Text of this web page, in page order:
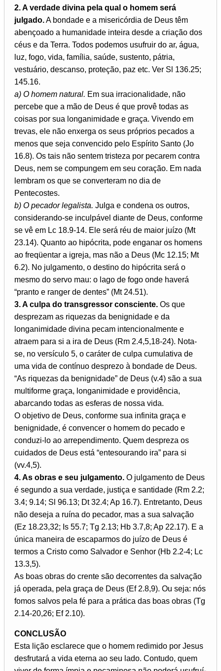
2. A verdade divina pela qual o homem será
julgado.A bondade e a misericórdia de Deus têm
abençoado a humanidade inteira desde a criação dos
céus e da Terra. Todos podemos usufruir do ar, água,
luz, fogo, vida, família, saúde, sustento, pátria,
vestuário, descanso, proteção, paz etc. Ver Sl 136.25;
145.16.
a) O homem natural. Em sua irracionalidade, não
percebe que a mão de Deus é que provê todas as
coisas por sua longanimidade e graça. Vivendo em
trevas, ele não enxerga os seus próprios pecados a
menos que seja convencido pelo Espírito Santo (Jo
16.8). Os tais não sentem tristeza por pecarem contra
Deus, nem se compungem em seu coração. Em nada
lembram os que se converteram no dia de
Pentecostes.
b) O pecador legalista. Julga e condena os outros,
considerando-se inculpável diante de Deus, conforme
se vê em Lc 18.9-14. Ele será réu de maior juízo (Mt
23.14). Quanto ao hipócrita, pode enganar os homens
ao freqüentar a igreja, mas não a Deus (Mc 12.15; Mt
6.2). No julgamento, o destino do hipócrita será o
mesmo do servo mau: o lago de fogo onde haverá
“pranto e ranger de dentes” (Mt 24.51).
3. A culpa do transgressor consciente. Os que
desprezam as riquezas da benignidade e da
longanimidade divina pecam intencionalmente e
atraem para si a ira de Deus (Rm 2.4,5,18-24). Nota-
se, no versículo 5, o caráter de culpa cumulativa de
uma vida de contínuo desprezo à bondade de Deus.
“As riquezas da benignidade” de Deus (v.4) são a sua
multiforme graça, longanimidade e providência,
abarcando todas as esferas de nossa vida.
O objetivo de Deus, conforme sua infinita graça e
benignidade, é convencer o homem do pecado e
conduzi-lo ao arrependimento. Quem despreza os
cuidados de Deus está “entesourando ira” para si
(vv.4,5).
4. As obras e seu julgamento. O julgamento de Deus
é segundo a sua verdade, justiça e santidade (Rm 2.2;
3.4; 9.14; Sl 96.13; Dt 32.4; Ap 16.7). Entretanto, Deus
não deseja a ruína do pecador, mas a sua salvação
(Ez 18.23,32; Is 55.7; Tg 2.13; Hb 3.7,8; Ap 22.17). E a
única maneira de escaparmos do juízo de Deus é
termos a Cristo como Salvador e Senhor (Hb 2.2-4; Lc
13.3,5).
As boas obras do crente são decorrentes da salvação
já operada, pela graça de Deus (Ef 2.8,9). Ou seja: nós
fomos salvos pela fé para a prática das boas obras (Tg
2.14-20,26; Ef 2.10).
CONCLUSÃO
Esta lição esclarece que o homem redimido por Jesus
desfrutará a vida eterna ao seu lado. Contudo, quem